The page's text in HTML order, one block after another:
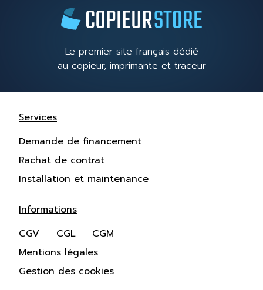
Le premier site français dédié
au copieur, imprimante et traceur
Services
Demande de financement
Rachat de contrat
Installation et maintenance
Informations
CGV
CGL
CGM
Mentions légales
Gestion des cookies